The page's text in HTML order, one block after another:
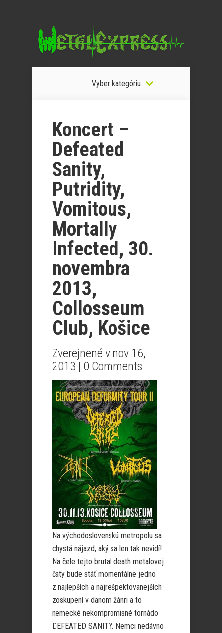
Vyber kategóriu
Koncert –
Defeated
Sanity,
Putridity,
Vomitous,
Mortally
Infected, 30.
novembra
2013,
Collosseum
Club, Košice
Zverejnené v nov 16,
2013 | 0 Comments
Na východoslovenskú metropolu sa
chystá nájazd, aký sa len tak nevidí!
Na čele tejto brutal death metalovej
čaty bude stáť momentálne jedno
z najlepších a najrešpektovanejších
zoskupení v danom žánri a to
nemecké nekompromisné tornádo
DEFEATED SANITY. Nemci nedávno